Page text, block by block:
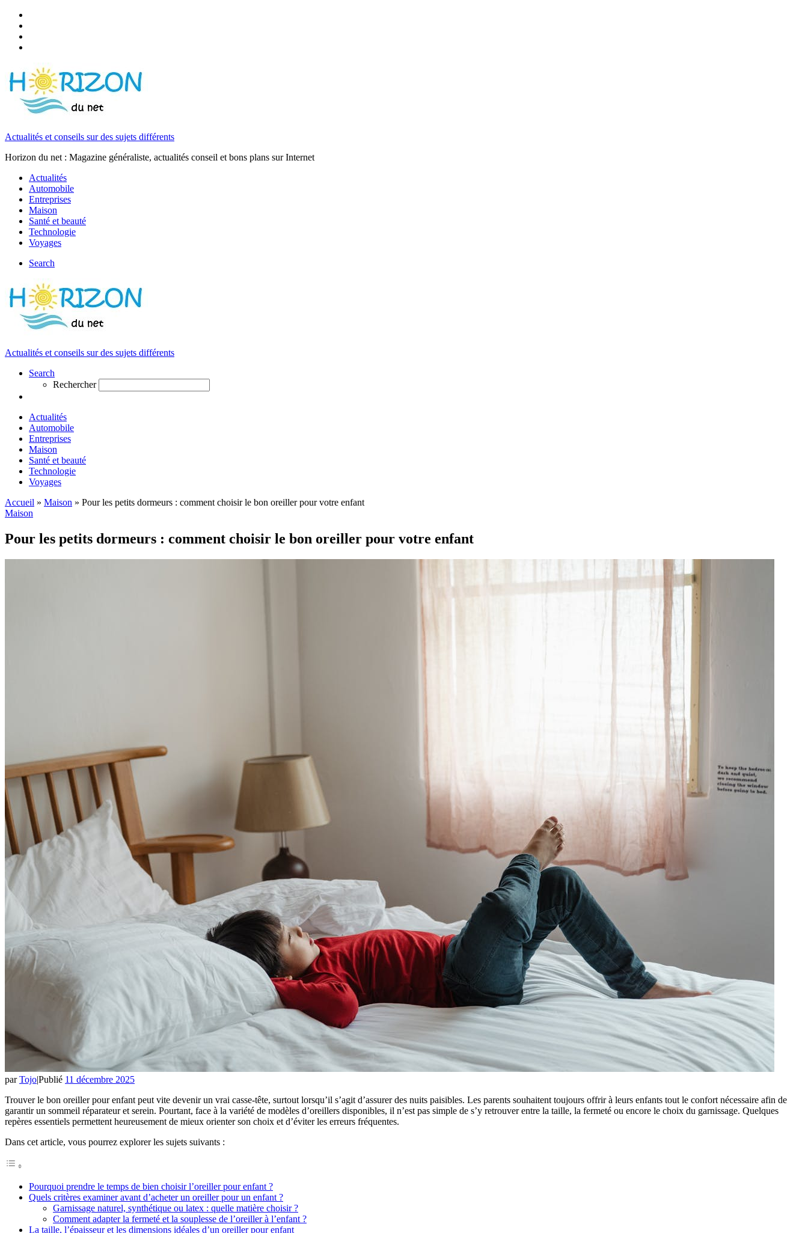
Actualités et conseils sur des sujets différents
Horizon du net : Magazine généraliste, actualités conseil et bons plans sur Internet
Actualités
Automobile
Entreprises
Maison
Santé et beauté
Technologie
Voyages
Search
Actualités et conseils sur des sujets différents
Search
Rechercher
Actualités
Automobile
Entreprises
Maison
Santé et beauté
Technologie
Voyages
Accueil » Maison » Pour les petits dormeurs : comment choisir le bon oreiller pour votre enfant
Maison
Pour les petits dormeurs : comment choisir le bon oreiller pour votre enfant
parTojo|Publié 11 décembre 2025
Trouver le bon oreiller pour enfant peut vite devenir un vrai casse-tête, surtout lorsqu’il s’agit d’assurer des nuits paisibles. Les parents souhaitent toujours offrir à leurs enfants tout le confort nécessaire afin de
garantir un sommeil réparateur et serein. Pourtant, face à la variété de modèles d’oreillers disponibles, il n’est pas simple de s’y retrouver entre la taille, la fermeté ou encore le choix du garnissage. Quelques
repères essentiels permettent heureusement de mieux orienter son choix et d’éviter les erreurs fréquentes.
Dans cet article, vous pourrez explorer les sujets suivants :
Pourquoi prendre le temps de bien choisir l’oreiller pour enfant ?
Quels critères examiner avant d’acheter un oreiller pour un enfant ?
Garnissage naturel, synthétique ou latex : quelle matière choisir ?
Comment adapter la fermeté et la souplesse de l’oreiller à l’enfant ?
La taille, l’épaisseur et les dimensions idéales d’un oreiller pour enfant